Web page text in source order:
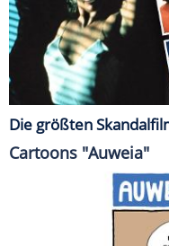
Die größten
Cartoons "Auweia"